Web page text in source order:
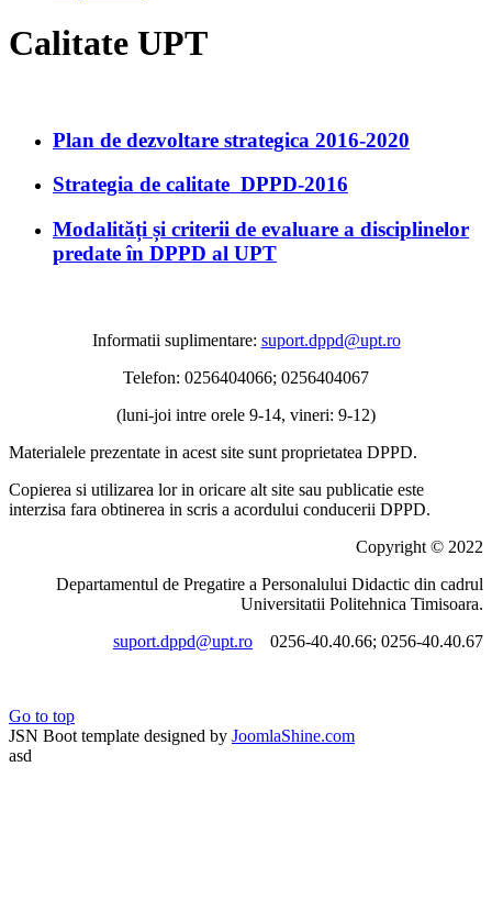
Calitate UPT
Plan de dezvoltare strategica 2016-2020
Strategia de calitate DPPD-2016
Modalități și criterii de evaluare a disciplinelor
predate în DPPD al UPT
Informatii suplimentare: suport.dppd@upt.ro
Telefon: 0256404066; 0256404067
(luni-joi intre orele 9-14, vineri: 9-12)
Materialele prezentate in acest site sunt proprietatea DPPD.
Copierea si utilizarea lor in oricare alt site sau publicatie este
interzisa fara obtinerea in scris a acordului conducerii DPPD.
Copyright © 2022
Departamentul de Pregatire a Personalului Didactic din cadrul
Universitatii Politehnica Timisoara.
suport.dppd@upt.ro
0256-40.40.66; 0256-40.40.67
Go to top
JSN Boot template designed by JoomlaShine.com
asd